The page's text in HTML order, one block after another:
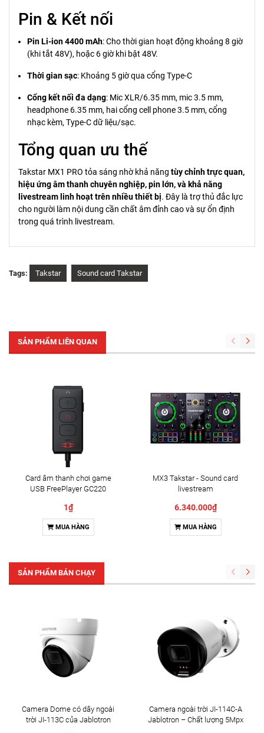
Pin & Kết nối
Pin Li-ion 4400 mAh: Cho thời gian hoạt động khoảng 8 giờ
(khi tắt 48V), hoặc 6 giờ khi bật 48V.
Thời gian sạc: Khoảng 5 giờ qua cổng Type-C
Cổng kết nối đa dạng: Mic XLR/6.35 mm, mic 3.5 mm,
headphone 6.35 mm, hai cổng cell phone 3.5 mm, cổng
nhạc kèm, Type-C dữ liệu/sạc.
Tổng quan ưu thế
Takstar MX1 PRO tỏa sáng nhờ khả năng tùy chỉnh trực quan,
hiệu ứng âm thanh chuyên nghiệp, pin lớn, và khả năng
livestream linh hoạt trên nhiều thiết bị. Đây là trợ thủ đắc lực
cho người làm nội dung cần chất âm đỉnh cao và sự ổn định
trong quá trình livestream.
Tags: Takstar Sound card Takstar
SẢN PHẨM LIÊN QUAN
Card âm thanh chơi game
USB FreePlayer GC220
1₫
MUA HÀNG
MX3 Takstar - Sound card
livestream
6.340.000₫
MUA HÀNG
SẢN PHẨM BÁN CHẠY
Camera Dome có dây ngoài
trời JI-113C của Jablotron
Camera ngoài trời JI-114C-A
Jablotron – Chất lượng 5Mpx